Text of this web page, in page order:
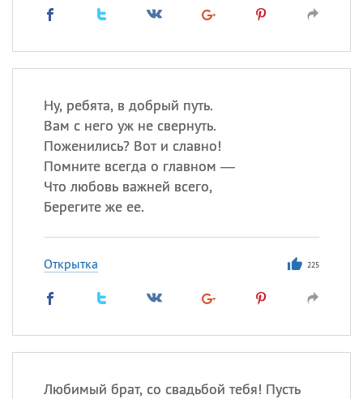
Ну, ребята, в добрый путь.
Вам с него уж не свернуть.
Поженились? Вот и славно!
Помните всегда о главном —
Что любовь важней всего,
Берегите же ее.
Открытка 225
Любимый брат, со свадьбой тебя! Пусть